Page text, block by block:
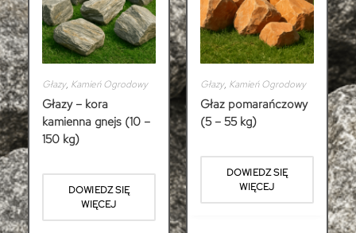
Głazy, Kamień Ogrodowy
Głazy – kora
kamienna gnejs (10 –
150 kg)
DOWIEDZ SIĘ
WIĘCEJ
Głazy, Kamień Ogrodowy
Głaz pomarańczowy
(5 – 55 kg)
DOWIEDZ SIĘ
WIĘCEJ